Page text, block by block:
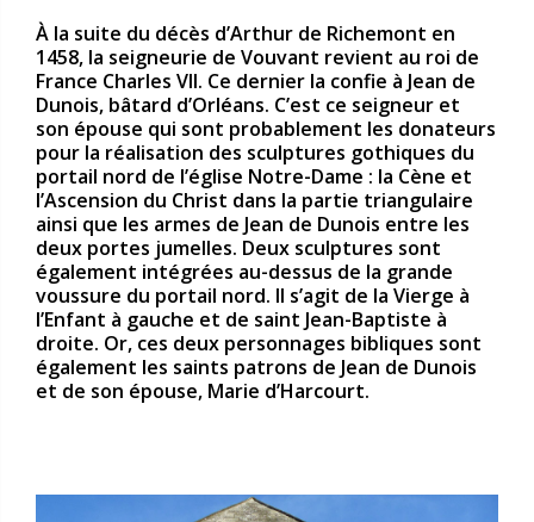
À la suite du décès d’Arthur de Richemont en
1458, la seigneurie de Vouvant revient au roi de
France Charles VII. Ce dernier la confie à Jean de
Dunois, bâtard d’Orléans. C’est ce seigneur et
son épouse qui sont probablement les donateurs
pour la réalisation des sculptures gothiques du
portail nord de l’église Notre-Dame : la Cène et
l’Ascension du Christ dans la partie triangulaire
ainsi que les armes de Jean de Dunois entre les
deux portes jumelles. Deux sculptures sont
également intégrées au-dessus de la grande
voussure du portail nord. Il s’agit de la Vierge à
l’Enfant à gauche et de saint Jean-Baptiste à
droite. Or, ces deux personnages bibliques sont
également les saints patrons de Jean de Dunois
et de son épouse, Marie d’Harcourt.